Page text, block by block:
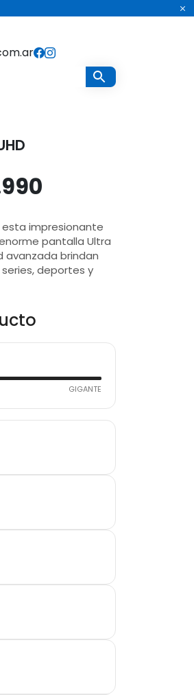
El
precio
actual
es:
impresionante
enorme pantalla Ultra
avanzada brindan
deportes y
GIGANTE